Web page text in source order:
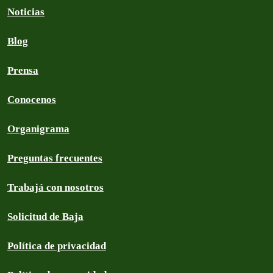
Noticias
Blog
Prensa
Conocenos
Organigrama
Preguntas frecuentes
Trabajá con nosotros
Solicitud de Baja
Política de privacidad